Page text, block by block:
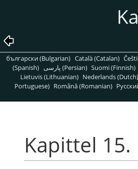
български (Bulgarian) Català (Catalan)
(Spanish)
پارسی (Persian) Suomi (Finnish)
Lietuvis (Lithuanian) Nederlands (Dutch)
Portuguese) Română (Romanian)
Kapittel